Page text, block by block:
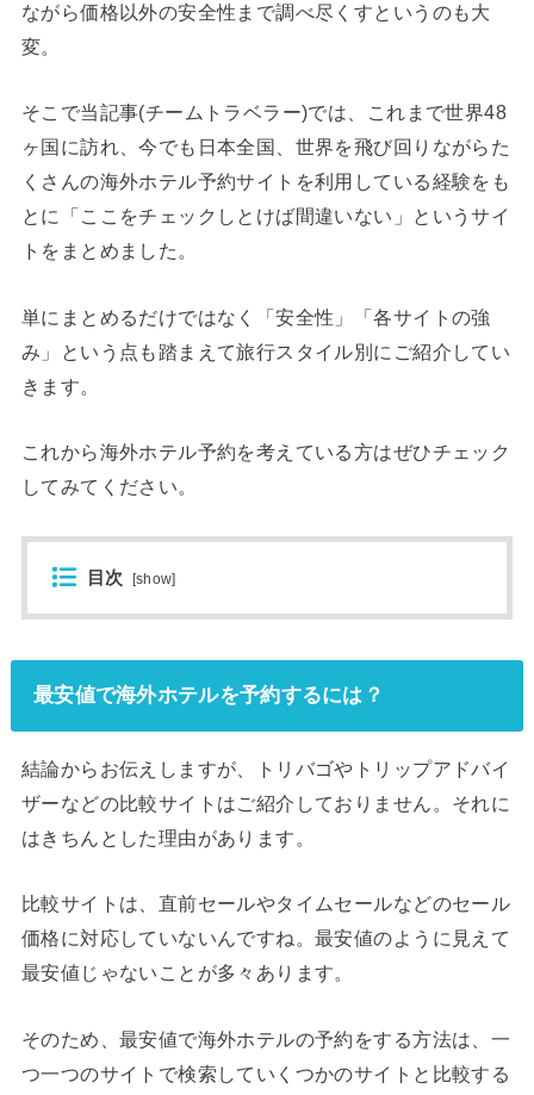
ながら価格以外の安全性まで調べ尽くすというのも大
変。
そこで当記事(チームトラベラー)では、これまで世界48
ヶ国に訪れ、今でも日本全国、世界を飛び回りながらた
くさんの海外ホテル予約サイトを利用している経験をも
とに「ここをチェックしとけば間違いない」というサイ
トをまとめました。
単にまとめるだけではなく「安全性」「各サイトの強
み」という点も踏まえて旅行スタイル別にご紹介してい
きます。
これから海外ホテル予約を考えている方はぜひチェック
してみてください。
目次 [show]
最安値で海外ホテルを予約するには？
結論からお伝えしますが、トリバゴやトリップアドバイ
ザーなどの比較サイトはご紹介しておりません。それに
はきちんとした理由があります。
比較サイトは、直前セールやタイムセールなどのセール
価格に対応していないんですね。最安値のように見えて
最安値じゃないことが多々あります。
そのため、最安値で海外ホテルの予約をする方法は、一
つ一つのサイトで検索していくつかのサイトと比較する